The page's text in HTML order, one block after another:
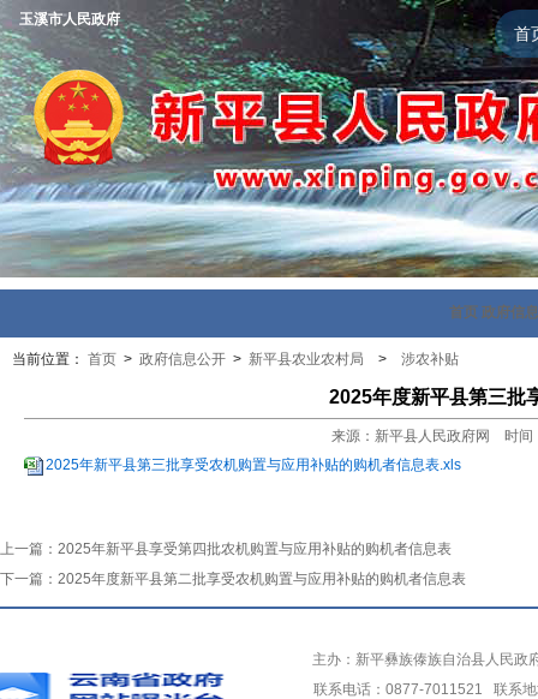
首
玉溪市人民政府
首页 政府信
当前位置： 首页 > 政府信息公开 > 新平县农业农村局 > 涉农补贴
2025年度新平县第三批
来源：新平县人民政府网 时
2025年新平县第三批享受农机购置与应用补贴的购机者信息表.xls
上一篇： 2025年新平县享受第四批农机购置与应用补贴的购机者信息表
下一篇： 2025年度新平县第二批享受农机购置与应用补贴的购机者信息表
主办：新平彝族傣族自治县人民
联系电话：0877-7011521 联系